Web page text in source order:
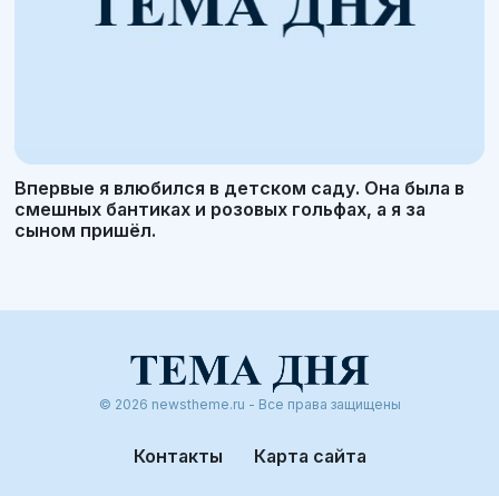
Впервые я влюбился в детском саду. Она была в
смешных бантиках и розовых гольфах, а я за
сыном пришёл.
© 2026 newstheme.ru - Все права защищены
Контакты Карта сайта